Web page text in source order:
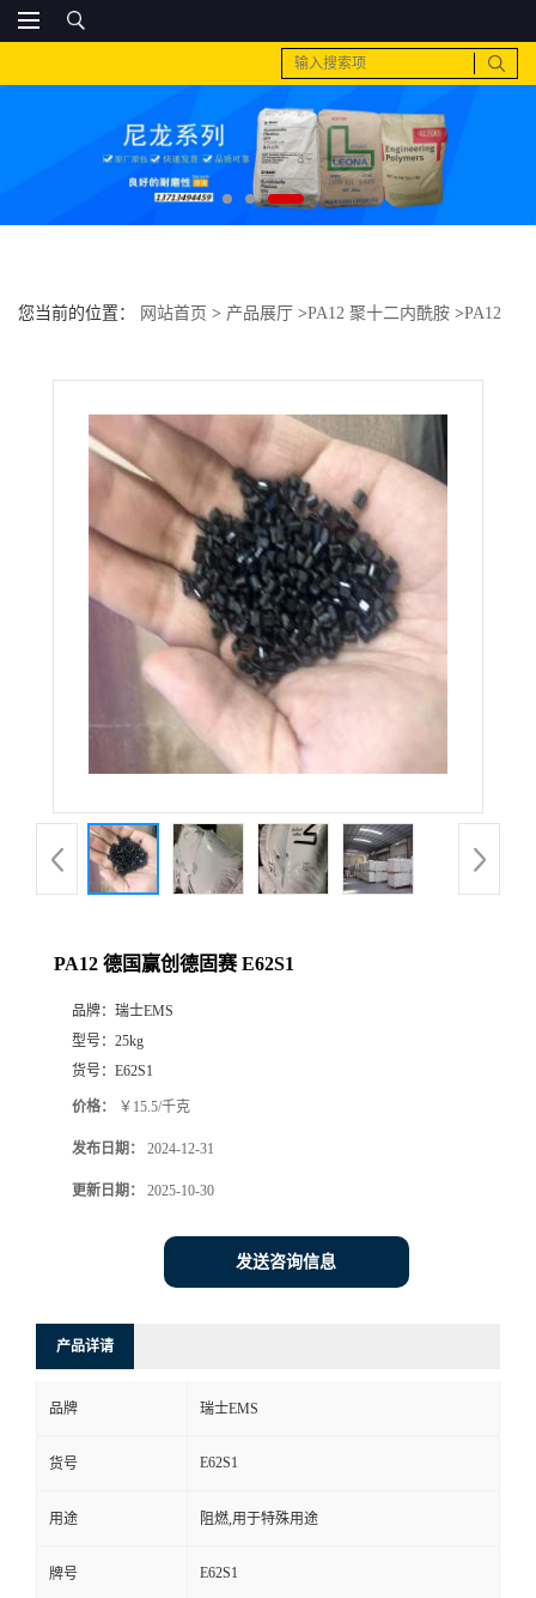
您当前的位置： 网站首页 > 产品展厅 >PA12 聚十二内酰胺 >PA12
PA12 德国赢创德固赛 E62S1
品牌： 瑞士EMS
型号： 25kg
货号： E62S1
价格： ￥15.5/千克
发布日期： 2024-12-31
更新日期： 2025-10-30
发送咨询信息
产品详请
品牌 瑞士EMS
货号 E62S1
用途 阻燃,用于特殊用途
牌号 E62S1